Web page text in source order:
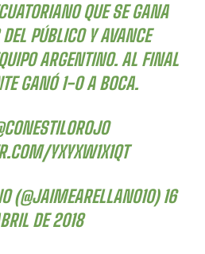
QUE SE GANA
PÚBLICO Y AVANCE
ARGENTINO. AL FINAL
GANÓ 1-0 A BOCA.
YXYXW1X1QT
(@JAIMEARELLANO10)16
DE 2018